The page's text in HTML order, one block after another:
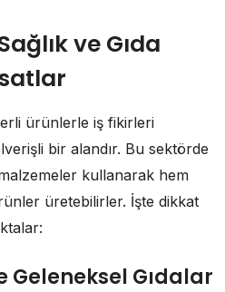
ve Gıda
ürünlerle iş fikirleri
bir alandır. Bu sektörde
kullanarak hem
üretebilirler. İşte dikkat
Geleneksel Gıdalar